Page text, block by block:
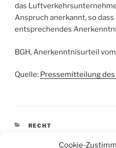
Cookie-
das
Anspruch anerkannt, so dass
entsprechendes
BGH, Anerkenntnisurteil
Quelle: Pressemitteilung des
KATEGORIEN
RECHT